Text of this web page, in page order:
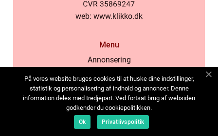
web: www.klikko.dk
Menu
Annonsering
Cookies
Kontakta oss
Sitemap
På vores website bruges cookies til at huske dine indstillinger,
statistik og personalisering af indhold og annoncer. Denne
information deles med tredjepart. Ved fortsat brug af websiden
godkender du cookiepolitikken.
Ok Privatlivspolitik